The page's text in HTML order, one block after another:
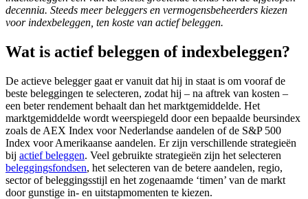
decennia. Steeds meer beleggers en vermogensbeheerders kiezen
voor indexbeleggen, ten koste van actief beleggen.
Wat is actief beleggen of indexbeleggen?
De actieve belegger gaat er vanuit dat hij in staat is om vooraf de
beste beleggingen te selecteren, zodat hij – na aftrek van kosten –
een beter rendement behaalt dan het marktgemiddelde. Het
marktgemiddelde wordt weerspiegeld door een bepaalde beursindex
zoals de AEX Index voor Nederlandse aandelen of de S&P 500
Index voor Amerikaanse aandelen. Er zijn verschillende strategieën
bij actief beleggen. Veel gebruikte strategieën zijn het selecteren
beleggingsfondsen, het selecteren van de betere aandelen, regio,
sector of beleggingsstijl en het zogenaamde ‘timen’ van de markt
door gunstige in- en uitstapmomenten te kiezen.